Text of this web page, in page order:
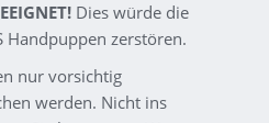
Dies würde die
Handpuppen zerstören.
nur vorsichtig
werden. Nicht ins